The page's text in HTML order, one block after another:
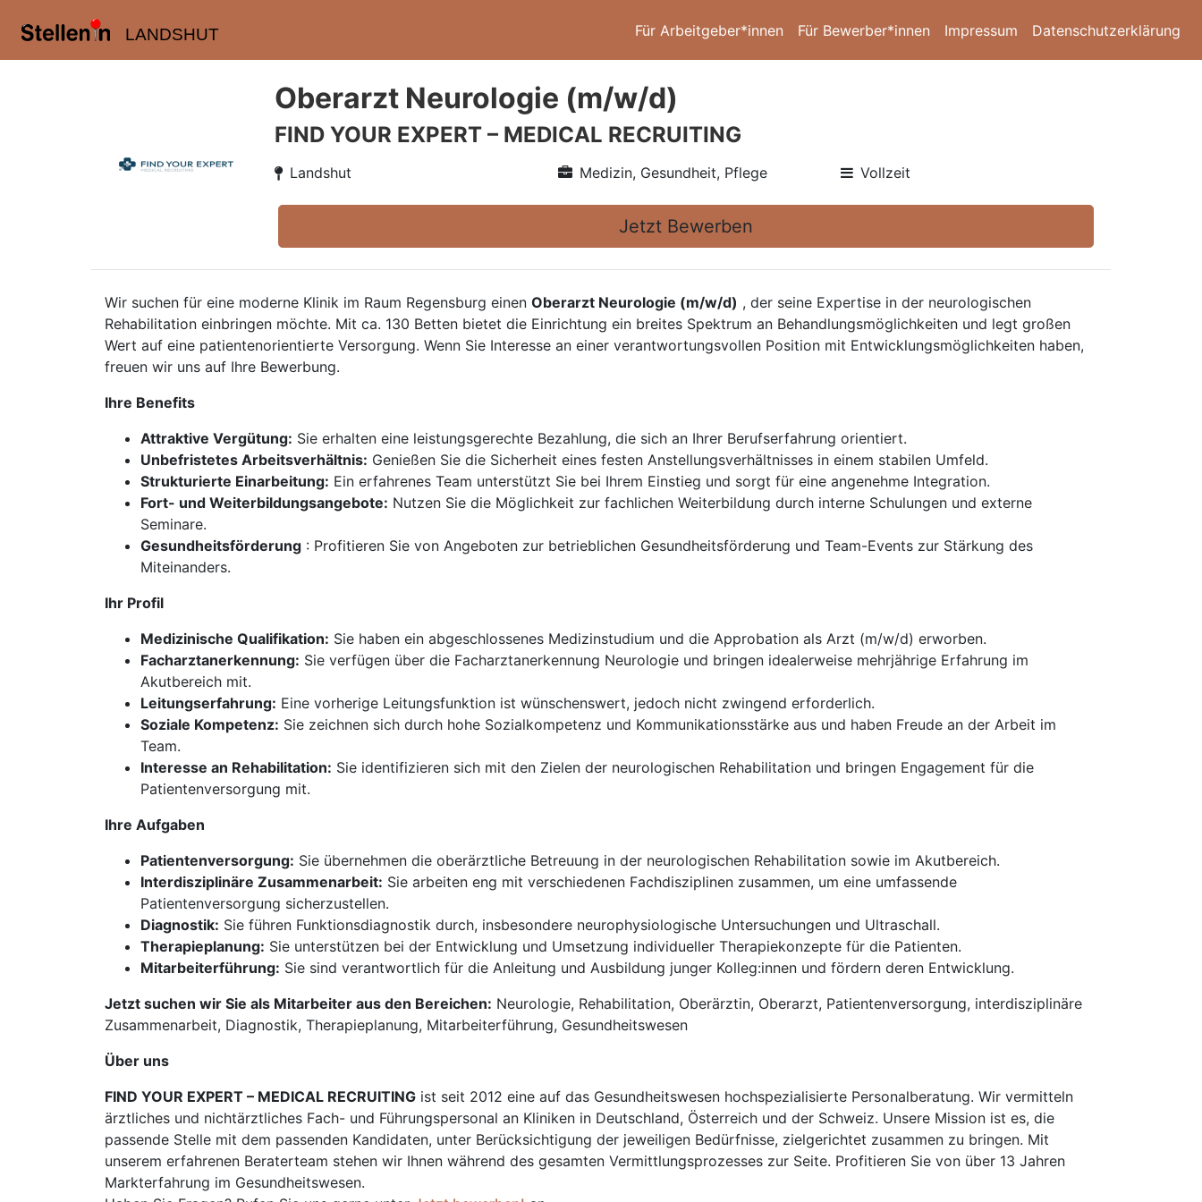
LANDSHUT Für Arbeitgeber*innen Für Bewerber*innen Impressum Datenschutzerklärung
Oberarzt Neurologie (m/w/d)
FIND YOUR EXPERT – MEDICAL RECRUITING
Landshut Medizin, Gesundheit, Pflege Vollzeit
Jetzt Bewerben
Wir suchen für eine moderne Klinik im Raum Regensburg einen Oberarzt Neurologie (m/w/d) , der seine Expertise in der neurologischen
Rehabilitation einbringen möchte. Mit ca. 130 Betten bietet die Einrichtung ein breites Spektrum an Behandlungsmöglichkeiten und legt großen
Wert auf eine patientenorientierte Versorgung. Wenn Sie Interesse an einer verantwortungsvollen Position mit Entwicklungsmöglichkeiten haben,
freuen wir uns auf Ihre Bewerbung.
Ihre Benefits
Attraktive Vergütung: Sie erhalten eine leistungsgerechte Bezahlung, die sich an Ihrer Berufserfahrung orientiert.
Unbefristetes Arbeitsverhältnis: Genießen Sie die Sicherheit eines festen Anstellungsverhältnisses in einem stabilen Umfeld.
Strukturierte Einarbeitung: Ein erfahrenes Team unterstützt Sie bei Ihrem Einstieg und sorgt für eine angenehme Integration.
Fort- und Weiterbildungsangebote: Nutzen Sie die Möglichkeit zur fachlichen Weiterbildung durch interne Schulungen und externe
Seminare.
Gesundheitsförderung : Profitieren Sie von Angeboten zur betrieblichen Gesundheitsförderung und Team-Events zur Stärkung des
Miteinanders.
Ihr Profil
Medizinische Qualifikation: Sie haben ein abgeschlossenes Medizinstudium und die Approbation als Arzt (m/w/d) erworben.
Facharztanerkennung: Sie verfügen über die Facharztanerkennung Neurologie und bringen idealerweise mehrjährige Erfahrung im
Akutbereich mit.
Leitungserfahrung: Eine vorherige Leitungsfunktion ist wünschenswert, jedoch nicht zwingend erforderlich.
Soziale Kompetenz: Sie zeichnen sich durch hohe Sozialkompetenz und Kommunikationsstärke aus und haben Freude an der Arbeit im
Team.
Interesse an Rehabilitation: Sie identifizieren sich mit den Zielen der neurologischen Rehabilitation und bringen Engagement für die
Patientenversorgung mit.
Ihre Aufgaben
Patientenversorgung: Sie übernehmen die oberärztliche Betreuung in der neurologischen Rehabilitation sowie im Akutbereich.
Interdisziplinäre Zusammenarbeit: Sie arbeiten eng mit verschiedenen Fachdisziplinen zusammen, um eine umfassende
Patientenversorgung sicherzustellen.
Diagnostik: Sie führen Funktionsdiagnostik durch, insbesondere neurophysiologische Untersuchungen und Ultraschall.
Therapieplanung: Sie unterstützen bei der Entwicklung und Umsetzung individueller Therapiekonzepte für die Patienten.
Mitarbeiterführung: Sie sind verantwortlich für die Anleitung und Ausbildung junger Kolleg:innen und fördern deren Entwicklung.
Jetzt suchen wir Sie als Mitarbeiter aus den Bereichen: Neurologie, Rehabilitation, Oberärztin, Oberarzt, Patientenversorgung, interdisziplinäre
Zusammenarbeit, Diagnostik, Therapieplanung, Mitarbeiterführung, Gesundheitswesen
Über uns
FIND YOUR EXPERT – MEDICAL RECRUITING ist seit 2012 eine auf das Gesundheitswesen hochspezialisierte Personalberatung. Wir vermitteln
ärztliches und nichtärztliches Fach- und Führungspersonal an Kliniken in Deutschland, Österreich und der Schweiz. Unsere Mission ist es, die
passende Stelle mit dem passenden Kandidaten, unter Berücksichtigung der jeweiligen Bedürfnisse, zielgerichtet zusammen zu bringen. Mit
unserem erfahrenen Beraterteam stehen wir Ihnen während des gesamten Vermittlungsprozesses zur Seite. Profitieren Sie von über 13 Jahren
Markterfahrung im Gesundheitswesen.